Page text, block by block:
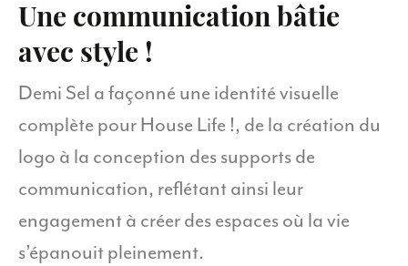
Une communication bâtie
avec style !
Demi Sel a façonné une identité visuelle
complète pour House Life !, de la création du
logo à la conception des supports de
communication, reflétant ainsi leur
engagement à créer des espaces où la vie
s’épanouit pleinement.